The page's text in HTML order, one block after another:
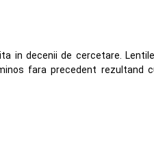
in decenii de cercetare.
fara precedent rezultand